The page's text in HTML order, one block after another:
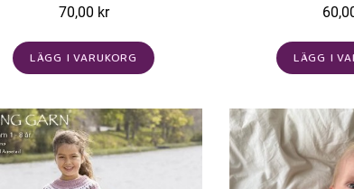
70,00 kr
LÄGG I VARUKORG LÄGG I